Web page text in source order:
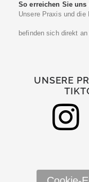
So erreichen Sie uns
Unsere Praxis und
befinden sich direkt
UNSERE